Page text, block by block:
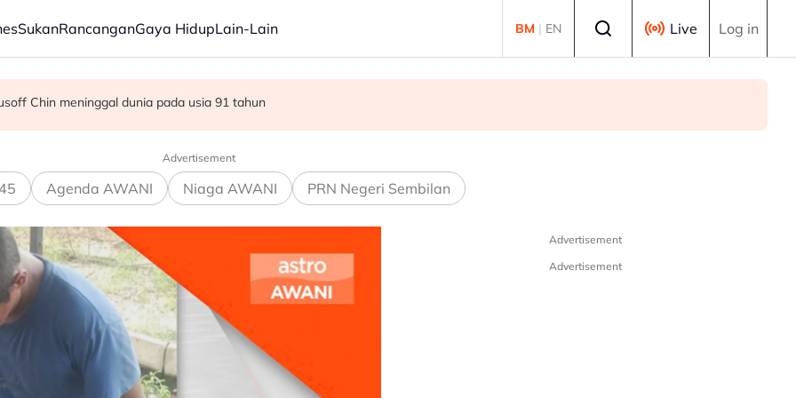
SukanRancanganGaya HidupLain-Lain BM | EN Live Log in
semalaman Wall Street
Chin meninggal dunia pada usia 91 tahun
Ogos susulan masalah kesihatan
Advertisement
Agenda AWANI Niaga AWANI PRN Negeri Sembilan
Advertisement
Advertisement